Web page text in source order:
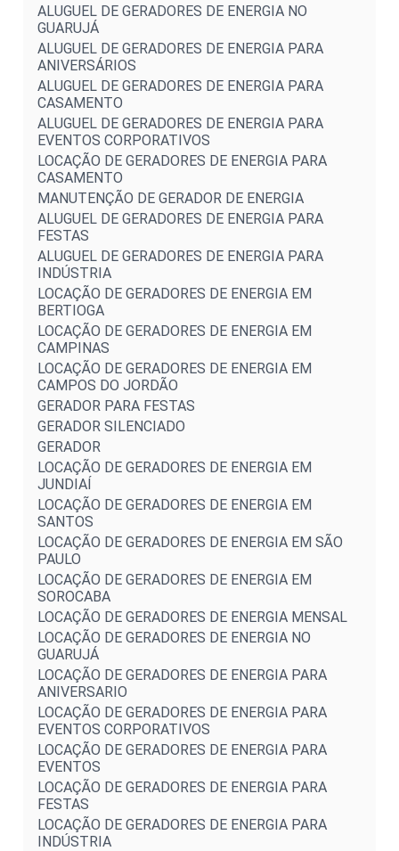
ALUGUEL DE GERADORES DE ENERGIA NO
GUARUJÁ
ALUGUEL DE GERADORES DE ENERGIA PARA
ANIVERSÁRIOS
ALUGUEL DE GERADORES DE ENERGIA PARA
CASAMENTO
ALUGUEL DE GERADORES DE ENERGIA PARA
EVENTOS CORPORATIVOS
LOCAÇÃO DE GERADORES DE ENERGIA PARA
CASAMENTO
MANUTENÇÃO DE GERADOR DE ENERGIA
ALUGUEL DE GERADORES DE ENERGIA PARA
FESTAS
ALUGUEL DE GERADORES DE ENERGIA PARA
INDÚSTRIA
LOCAÇÃO DE GERADORES DE ENERGIA EM
BERTIOGA
LOCAÇÃO DE GERADORES DE ENERGIA EM
CAMPINAS
LOCAÇÃO DE GERADORES DE ENERGIA EM
CAMPOS DO JORDÃO
GERADOR PARA FESTAS
GERADOR SILENCIADO
GERADOR
LOCAÇÃO DE GERADORES DE ENERGIA EM
JUNDIAÍ
LOCAÇÃO DE GERADORES DE ENERGIA EM
SANTOS
LOCAÇÃO DE GERADORES DE ENERGIA EM SÃO
PAULO
LOCAÇÃO DE GERADORES DE ENERGIA EM
SOROCABA
LOCAÇÃO DE GERADORES DE ENERGIA MENSAL
LOCAÇÃO DE GERADORES DE ENERGIA NO
GUARUJÁ
LOCAÇÃO DE GERADORES DE ENERGIA PARA
ANIVERSARIO
LOCAÇÃO DE GERADORES DE ENERGIA PARA
EVENTOS CORPORATIVOS
LOCAÇÃO DE GERADORES DE ENERGIA PARA
EVENTOS
LOCAÇÃO DE GERADORES DE ENERGIA PARA
FESTAS
LOCAÇÃO DE GERADORES DE ENERGIA PARA
INDÚSTRIA